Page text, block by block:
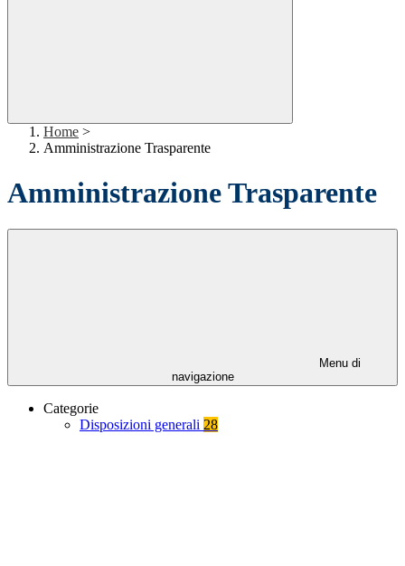
Home >
Amministrazione Trasparente
Amministrazione Trasparente
Menu di
navigazione
Categorie
Disposizioni generali 28